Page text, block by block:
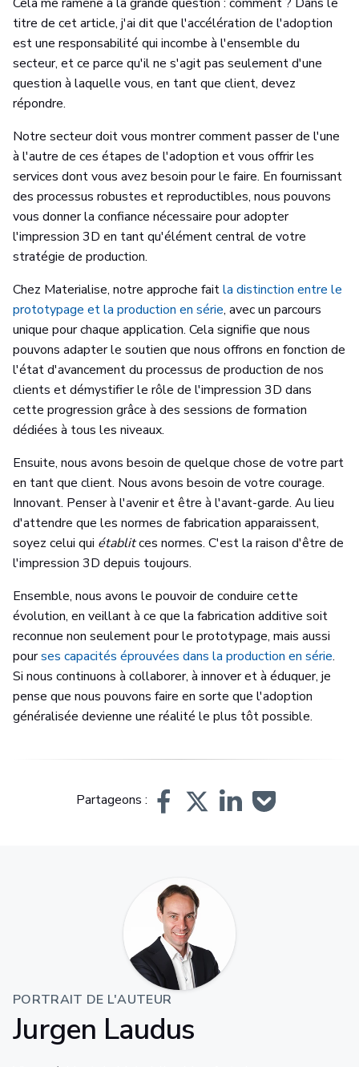
titre de cet article, j'ai dit que l'accélération de l'adoption
est une responsabilité qui incombe à l'ensemble du
secteur, et ce parce qu'il ne s'agit pas seulement d'une
question à laquelle vous, en tant que client, devez
répondre.
Notre secteur doit vous montrer comment passer de l'une
à l'autre de ces étapes de l'adoption et vous offrir les
services dont vous avez besoin pour le faire. En fournissant
des processus robustes et reproductibles, nous pouvons
vous donner la confiance nécessaire pour adopter
l'impression 3D en tant qu'élément central de votre
stratégie de production.
Chez Materialise, notre approche faitla distinction entre le
prototypage et la production en série, avec un parcours
unique pour chaque application. Cela signifie que nous
pouvons adapter le soutien que nous offrons en fonction de
l'état d'avancement du processus de production de nos
clients et démystifier le rôle de l'impression 3D dans
cette progression grâce à des sessions de formation
dédiées à tous les niveaux.
Ensuite, nous avons besoin de quelque chose de votre part
en tant que client. Nous avons besoin de votre courage.
Innovant. Penser à l'avenir et être à l'avant-garde. Au lieu
d'attendre que les normes de fabrication apparaissent,
soyez celui qui établitces normes. C'est la raison d'être de
l'impression 3D depuis toujours.
Ensemble, nous avons le pouvoir de conduire cette
évolution, en veillant à ce que la fabrication additive soit
reconnue non seulement pour le prototypage, mais aussi
pourses capacités éprouvées dans la production en série.
Si nous continuons à collaborer, à innover et à éduquer, je
pense que nous pouvons faire en sorte que l'adoption
généralisée devienne une réalité le plus tôt possible.
Partageons :
PORTRAIT DE L'AUTEUR
Jurgen Laudus